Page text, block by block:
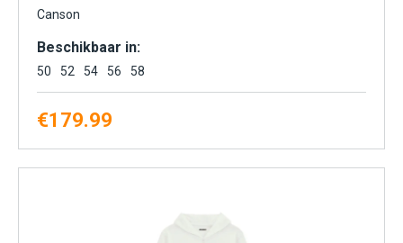
Canson
Beschikbaar in:
50 52 54 56 58
€179.99